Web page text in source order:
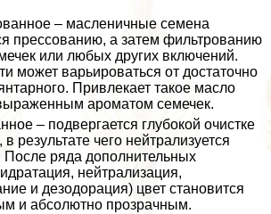
– масленичные семена
прессованию, а затем фильтрованию
или любых других включений.
может варьироваться от достаточно
Привлекает такое масло
ароматом семечек.
– подвергается глубокой очистке
результате чего нейтрализуется
После ряда дополнительных
нейтрализация,
и дезодорация) цвет становится
и абсолютно прозрачным.